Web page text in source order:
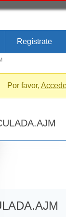
Regístrate
Por favor,